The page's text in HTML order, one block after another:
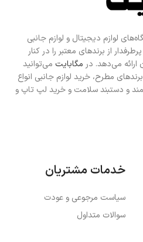
لوازم دیجیتال و لوازم جانبی
از برندهای معتبر را در کنار
می‌دهد. در مگابایت می‌توانید
مطرح، خرید لوازم جانبی انواع
و دستبند سلامت و خرید لپ تاپ و
خدمات مشتریان
سیاست مرجوعی و عودت
سوالات متداول